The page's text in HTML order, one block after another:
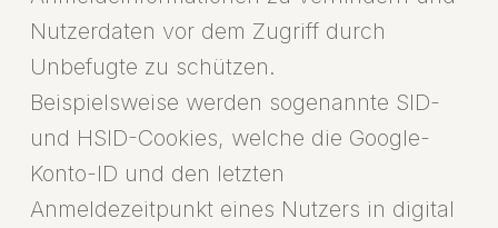
Nutzerdaten vor dem Zugriff durch
Unbefugte zu schützen.
Beispielsweise werden sogenannte SID-
und HSID-Cookies, welche die Google-
Konto-ID und den letzten
Anmeldezeitpunkt eines Nutzers in digital